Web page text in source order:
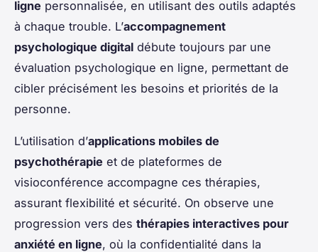
ligne personnalisée, en utilisant des outils adaptés
à chaque trouble. L’accompagnement
psychologique digital débute toujours par une
évaluation psychologique en ligne, permettant de
cibler précisément les besoins et priorités de la
personne.
L’utilisation d’applications mobiles de
psychothérapie et de plateformes de
visioconférence accompagne ces thérapies,
assurant flexibilité et sécurité. On observe une
progression vers des thérapies interactives pour
anxiété en ligne, où la confidentialité dans la